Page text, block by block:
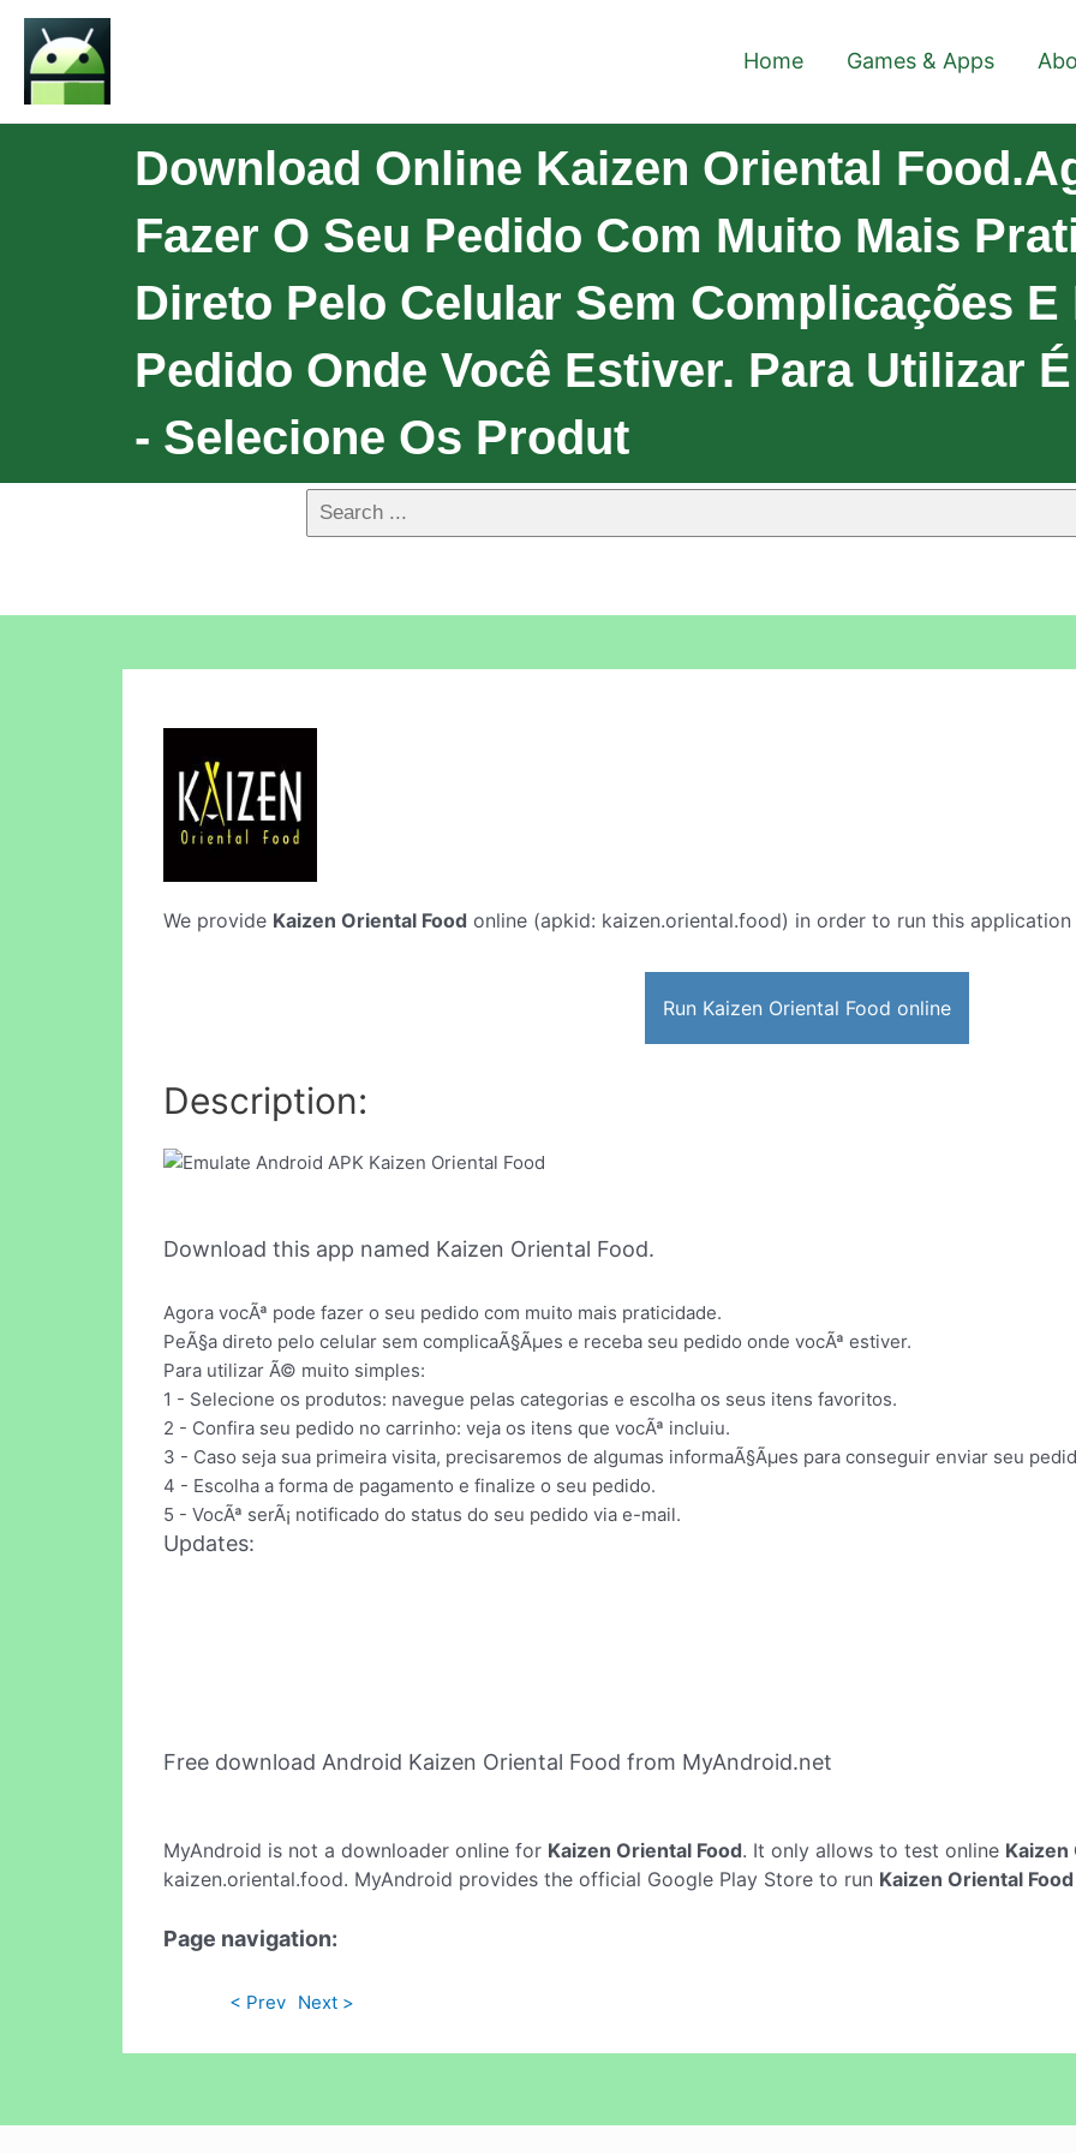
Home Games & Apps
Download Online Kaizen Oriental
Fazer O Seu Pedido Com Muito Mais
Direto Pelo Celular Sem Complicações E
Pedido Onde Você Estiver. Para Utilizar
- Selecione Os Produt
We provide Kaizen Oriental Food online (apkid: kaizen.oriental.food) in order to run this
Run Kaizen Oriental Food online
Description:
Download this app named Kaizen Oriental Food.
Agora vocÃª pode fazer o seu pedido com muito mais praticidade.
PeÃ§a direto pelo celular sem complicaÃ§Ãµes e receba seu pedido onde vocÃª estiver.
Para utilizar Ã© muito simples:
1 - Selecione os produtos: navegue pelas categorias e escolha os seus itens favoritos.
2 - Confira seu pedido no carrinho: veja os itens que vocÃª incluiu.
3 - Caso seja sua primeira visita, precisaremos de algumas informaÃ§Ãµes para conseguir enviar seu
4 - Escolha a forma de pagamento e finalize o seu pedido.
5 - VocÃª serÃ¡ notificado do status do seu pedido via e-mail.
Updates:
Free download Android Kaizen Oriental Food from MyAndroid.net
MyAndroid is not a downloader online for Kaizen Oriental Food. It only allows to test online Kaizen
kaizen.oriental.food. MyAndroid provides the official Google Play Store to run Kaizen Oriental Food
Page navigation:
< Prev Next >